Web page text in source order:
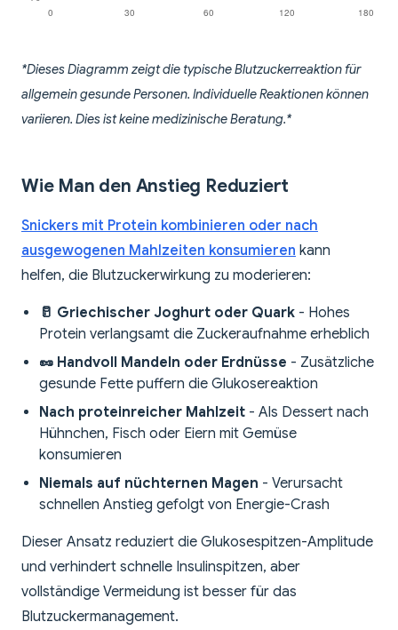
*Dieses Diagramm zeigt die typische Blutzuckerreaktion für
allgemein gesunde Personen. Individuelle Reaktionen können
variieren. Dies ist keine medizinische Beratung.*
Wie Man den Anstieg Reduziert
Snickers mit Protein kombinieren oder nach
ausgewogenen Mahlzeiten konsumieren kann
helfen, die Blutzuckerwirkung zu moderieren:
🥛 Griechischer Joghurt oder Quark - Hohes
Protein verlangsamt die Zuckeraufnahme erheblich
🥜 Handvoll Mandeln oder Erdnüsse - Zusätzliche
gesunde Fette puffern die Glukosereaktion
Nach proteinreicher Mahlzeit - Als Dessert nach
Hühnchen, Fisch oder Eiern mit Gemüse
konsumieren
Niemals auf nüchternen Magen - Verursacht
schnellen Anstieg gefolgt von Energie-Crash
Dieser Ansatz reduziert die Glukosespitzen-Amplitude
und verhindert schnelle Insulinspitzen, aber
vollständige Vermeidung ist besser für das
Blutzuckermanagement.